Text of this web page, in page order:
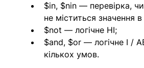
$in, $nin — перевірка,
не міститься значення
$not — логічне НІ;
$and, $or — логічне І /
кількох умов.